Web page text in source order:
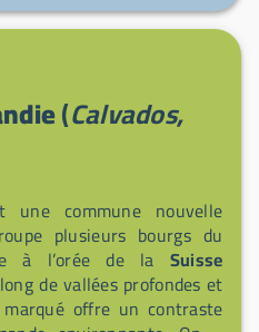
et d’une ville
de la Seconde
préparer votre visite,
de l’Office de Tourisme
la visite audio-guidée
(Calvados,
une commune nouvelle
plusieurs bourgs du
à l’orée de la Suisse
de vallées profondes et
offre un contraste